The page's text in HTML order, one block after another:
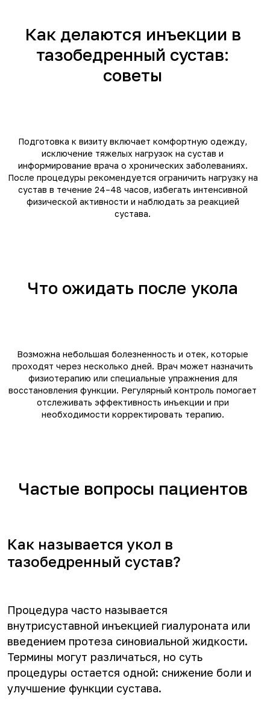
Как делаются инъекции в
тазобедренный сустав:
советы
Подготовка к визиту включает комфортную одежду,
исключение тяжелых нагрузок на сустав и
информирование врача о хронических заболеваниях.
После процедуры рекомендуется ограничить нагрузку на
сустав в течение 24–48 часов, избегать интенсивной
физической активности и наблюдать за реакцией
сустава.
Что ожидать после укола
Возможна небольшая болезненность и отек, которые
проходят через несколько дней. Врач может назначить
физиотерапию или специальные упражнения для
восстановления функции. Регулярный контроль помогает
отслеживать эффективность инъекции и при
необходимости корректировать терапию.
Частые вопросы пациентов
Как называется укол в
тазобедренный сустав?
Процедура часто называется
внутрисуставной инъекцией гиалуроната или
введением протеза синовиальной жидкости.
Термины могут различаться, но суть
процедуры остается одной: снижение боли и
улучшение функции сустава.
КЛИЕНТАМ
Ответы на вопросы
РАЗДЕЛЫ САЙТА
Контакты
Где купить